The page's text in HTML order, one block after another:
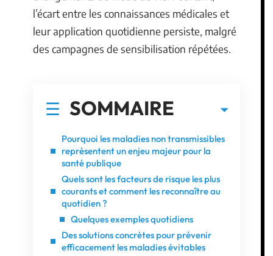
l’écart entre les connaissances médicales et
leur application quotidienne persiste, malgré
des campagnes de sensibilisation répétées.
SOMMAIRE
Pourquoi les maladies non transmissibles
représentent un enjeu majeur pour la
santé publique
Quels sont les facteurs de risque les plus
courants et comment les reconnaître au
quotidien ?
Quelques exemples quotidiens
Des solutions concrètes pour prévenir
efficacement les maladies évitables